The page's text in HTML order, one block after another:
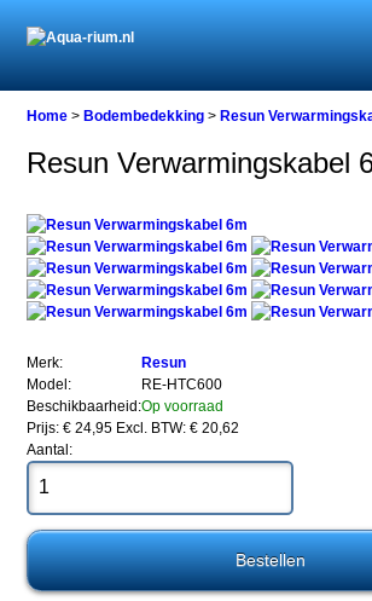
Home
Resun
Verwarmingskabel
6m
Verwarmingskabel
6m
Een
speciaal
voor
uw
terrarium
Home >Bodembedekking >Resun
Resun Verwarmingskabel
Merk:
Resun
Model:
RE-HTC600
Beschikbaarheid:Op voorraad
Prijs: € 24,95 Excl. BTW: € 20,62
Aantal: